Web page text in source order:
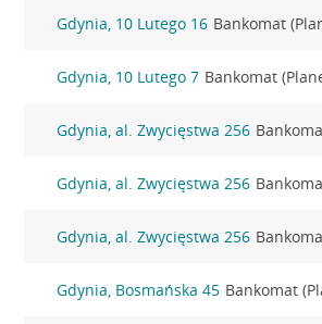
Gdynia, 10 Lutego 16 Bankomat
Gdynia, 10 Lutego 7 Bankomat
Gdynia, al. Zwycięstwa 256
Gdynia, al. Zwycięstwa 256
Gdynia, al. Zwycięstwa 256
Gdynia, Bosmańska 45 Bankomat